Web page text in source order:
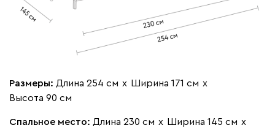
Бежевый Марсала Молочный
Размеры: Длина 254 см х Ширина 171 см х
Высота 90 см
Спальное место: Длина 230 см х Ширина 145 см х